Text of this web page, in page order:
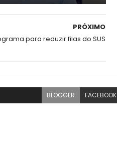
PRÓXIMO
para reduzir filas do SUS
BLOGGER FACEBOOK